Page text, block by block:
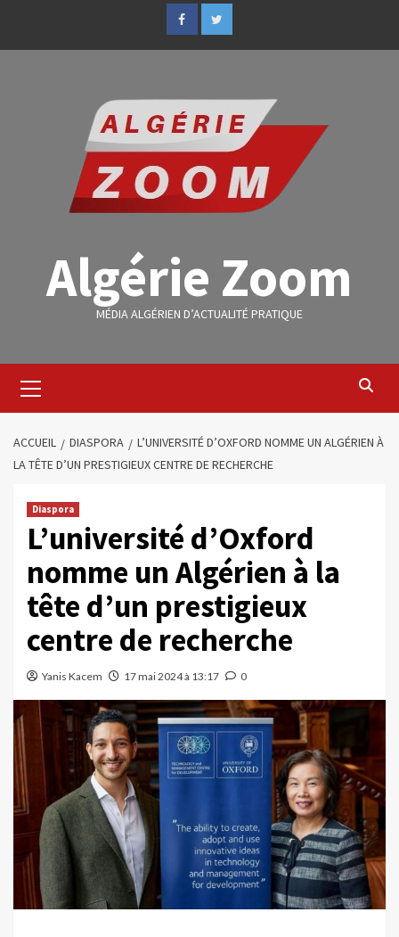
Algérie Zoom
MÉDIA ALGÉRIEN D’ACTUALITÉ PRATIQUE
ACCUEIL DIASPORA
L’UNIVERSITÉ D’OXFORD NOMME UN ALGÉRIEN À
LA TÊTE D’UN PRESTIGIEUX CENTRE DE RECHERCHE
Diaspora
L’université d’Oxford
nomme un Algérien à la
tête d’un prestigieux
centre de recherche
Yanis Kacem 17 mai 2024 à 13:17 0